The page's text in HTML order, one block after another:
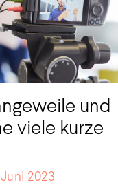
und
viele kurze
Juni 2023